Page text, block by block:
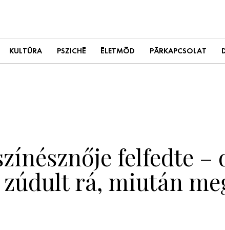
KULTÚRA PSZICHÉ ÉLETMÓD PÁRKAPCSOLAT
felfedte –
rá, miután